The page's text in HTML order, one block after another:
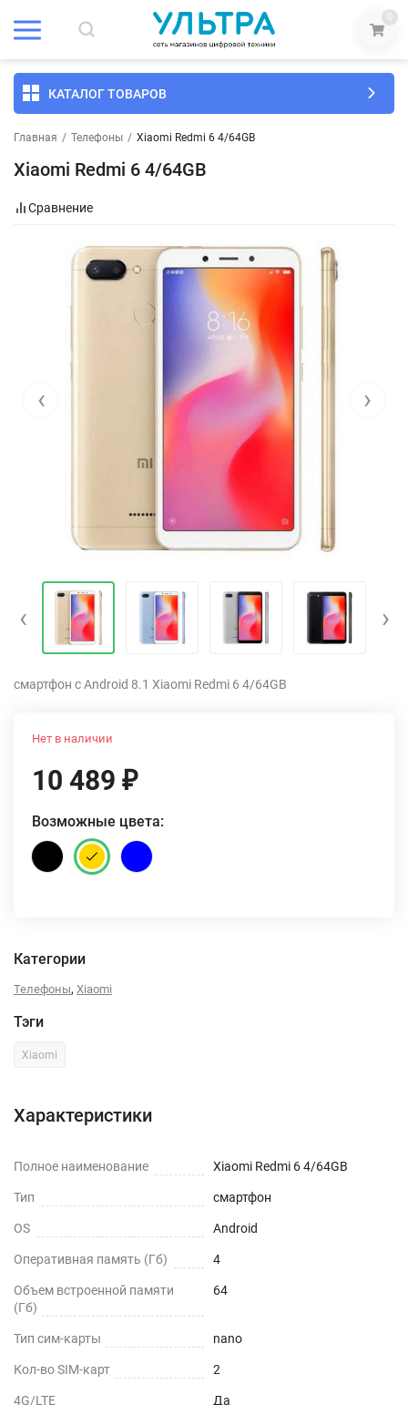
0
КАТАЛОГ ТОВАРОВ
Главная / Телефоны / Xiaomi Redmi 6 4/64GB
Xiaomi Redmi 6 4/64GB
Сравнение
‹ ›
‹ ›
смартфон с Android 8.1 Xiaomi Redmi 6 4/64GB
Нет в наличии
10 489 ₽
Возможные цвета:
Категории
Телефоны, Xiaomi
Тэги
Xiaomi
Характеристики
Полное наименование Xiaomi Redmi 6 4/64GB
Тип смартфон
OS Android
Оперативная память (Гб) 4
Объем встроенной памяти
(Гб)
64
Тип сим-карты nano
Кол-во SIM-карт 2
4G/LTE Да